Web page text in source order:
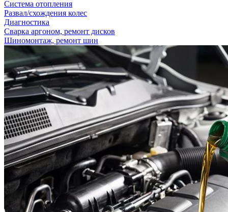
Система отопления
Развал/схождения колес
Диагностика
Сварка аргоном, ремонт дисков
Шиномонтаж, ремонт шин